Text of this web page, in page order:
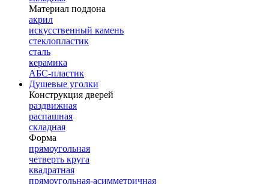
Материал поддона
акрил
искусственный камень
стеклопластик
сталь
керамика
АБС-пластик
Душевые уголки
Конструкция дверей
раздвижная
распашная
складная
Форма
прямоугольная
четверть круга
квадратная
прямоугольная-асимметричная